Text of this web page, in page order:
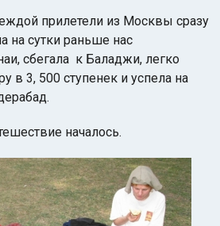
прилетели из Москвы сразу
на сутки раньше нас
сбегала к Баладжи, легко
в 3, 500 ступенек и успела на
началось.